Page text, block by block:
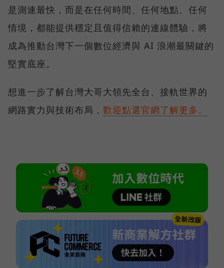
是測速最快，而是在任何時間、任何地點、任何
情境，都能提供穩定且值得信賴的連線體驗，將
成為推動台灣下一個數位經濟與 AI 浪潮最關鍵的
堅實底座。
想進一步了解台灣大哥大領先全台、接軌世界的
網路實力與技術布局， 歡迎點選官網了解更多。